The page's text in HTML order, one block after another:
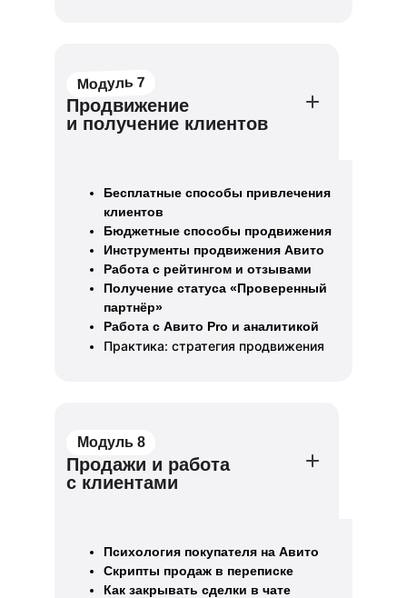
Модуль 7
Продвижение
и получение клиентов
Бесплатные способы привлечения
клиентов
Бюджетные способы продвижения
Инструменты продвижения Авито
Работа с рейтингом и отзывами
Получение статуса «Проверенный
партнёр»
Работа с Авито Pro и аналитикой
Практика: стратегия продвижения
Модуль 8
Продажи и работа
с клиентами
Психология покупателя на Авито
Скрипты продаж в переписке
Как закрывать сделки в чате